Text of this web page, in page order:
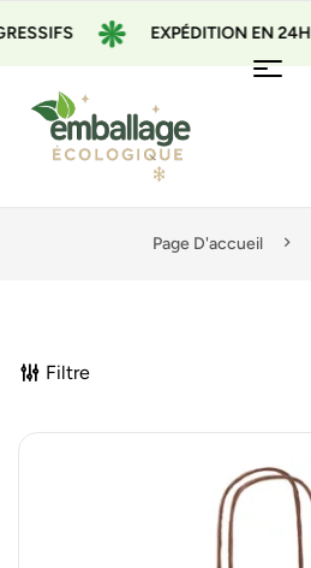
EXPÉDITION EN 24H
Page D'accueil
Filtre